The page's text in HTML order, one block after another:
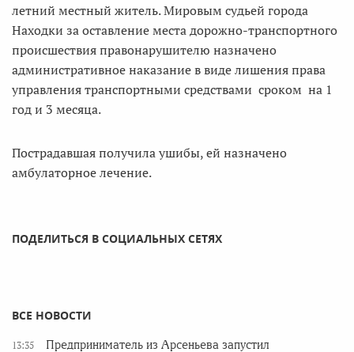
летний местный житель. Мировым судьей города
Находки за оставление места дорожно-транспортного
происшествия правонарушителю назначено
административное наказание в виде лишения права
управления транспортными средствами сроком на 1
год и 3 месяца.
Пострадавшая получила ушибы, ей назначено
амбулаторное лечение.
ПОДЕЛИТЬСЯ В СОЦИАЛЬНЫХ СЕТЯХ
ВСЕ НОВОСТИ
13:35
Предприниматель из Арсеньева запустил